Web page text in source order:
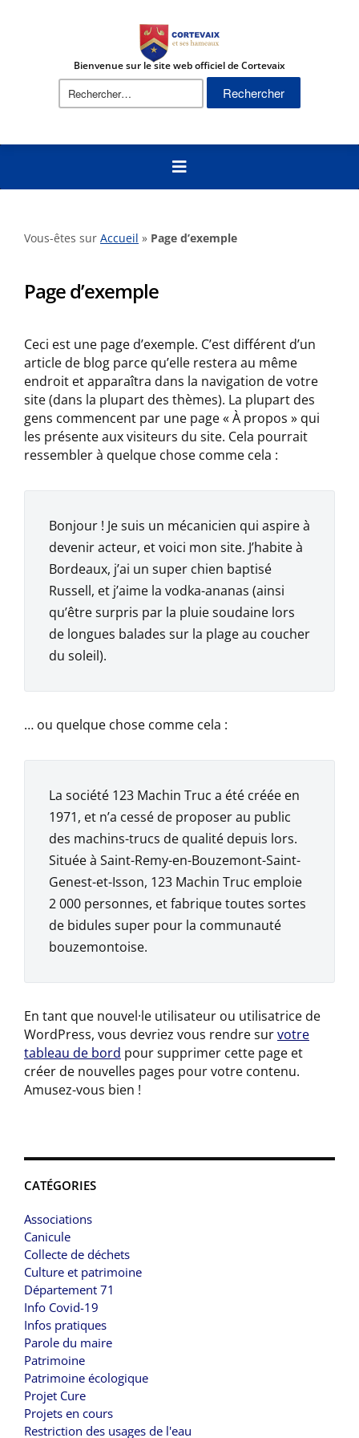
Bienvenue sur le site web officiel de Cortevaix
Rechercher :
Vous-êtes sur Accueil » Page d’exemple
CATÉGORIES
Associations
Canicule
Collecte de déchets
Culture et patrimoine
Département 71
Info Covid-19
Infos pratiques
Parole du maire
Patrimoine
Patrimoine écologique
Projet Cure
Projets en cours
Restriction des usages de l'eau
Page d’exemple
Ceci est une page d’exemple. C’est différent d’un
article de blog parce qu’elle restera au même
endroit et apparaîtra dans la navigation de votre
site (dans la plupart des thèmes). La plupart des
gens commencent par une page « À propos » qui
les présente aux visiteurs du site. Cela pourrait
ressembler à quelque chose comme cela :
Bonjour ! Je suis un mécanicien qui aspire à
devenir acteur, et voici mon site. J’habite à
Bordeaux, j’ai un super chien baptisé
Russell, et j’aime la vodka-ananas (ainsi
qu’être surpris par la pluie soudaine lors
de longues balades sur la plage au coucher
du soleil).
… ou quelque chose comme cela :
La société 123 Machin Truc a été créée en
1971, et n’a cessé de proposer au public
des machins-trucs de qualité depuis lors.
Située à Saint-Remy-en-Bouzemont-Saint-
Genest-et-Isson, 123 Machin Truc emploie
2 000 personnes, et fabrique toutes sortes
de bidules super pour la communauté
bouzemontoise.
En tant que nouvel·le utilisateur ou utilisatrice de
WordPress, vous devriez vous rendre survotre
tableau de bord pour supprimer cette page et
créer de nouvelles pages pour votre contenu.
Amusez-vous bien !